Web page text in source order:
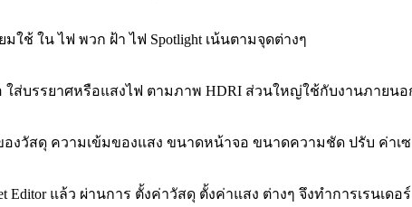
ช้ ใน ไฟ พวก ฝ้า ไฟ Spotlight เน้นตามจุดต่างๆ
ใส่บรรยาศหรือแสงไฟ ตามภาพ HDRI ส่วนใหญ่ใช้กับงานภายน
ของวัสดุ ความเข้มของแสง ขนาดหน้าจอ ขนาดความชัด ปรับ ค่าเ
Editor แล้ว ผ่านการ ตั้งค่าวัสดุ ตั้งค่าแสง ต่างๆ จึงทำการเรนเ